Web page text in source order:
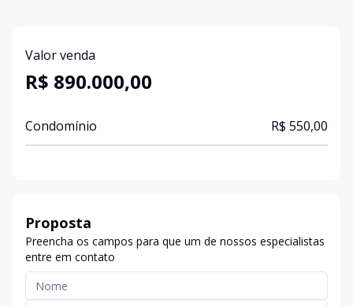
Valor venda
R$ 890.000,00
Condomínio R$ 550,00
Proposta
Preencha os campos para que um de nossos especialistas
entre em contato